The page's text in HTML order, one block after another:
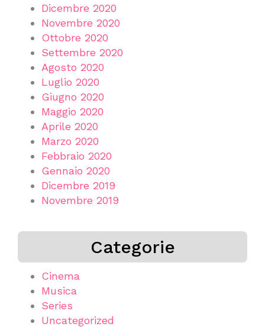
Dicembre 2020
Novembre 2020
Ottobre 2020
Settembre 2020
Agosto 2020
Luglio 2020
Giugno 2020
Maggio 2020
Aprile 2020
Marzo 2020
Febbraio 2020
Gennaio 2020
Dicembre 2019
Novembre 2019
Categorie
Cinema
Musica
Series
Uncategorized